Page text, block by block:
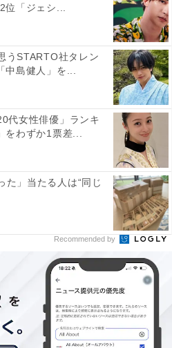
ビニ兄弟 テンダネス門司
#コンビニ兄弟】🏪👬
曜夜10時(全10回)
第３回💐／
ミツ】in テンダネス🌷
位「ジェシ...
うSTARTO社タレン
中島健人」を...
代女性俳優」ランキ
をわずか1票差...
た」当たる人は“同じ
Recommended by